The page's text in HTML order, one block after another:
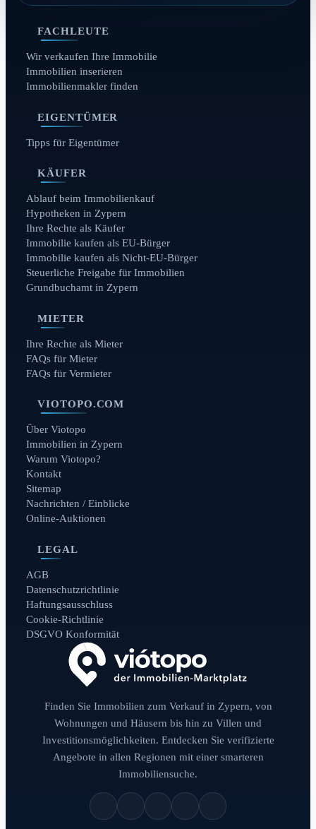
FACHLEUTE
Wir verkaufen Ihre Immobilie
Immobilien inserieren
Immobilienmakler finden
EIGENTÜMER
Tipps für Eigentümer
KÄUFER
Ablauf beim Immobilienkauf
Hypotheken in Zypern
Ihre Rechte als Käufer
Immobilie kaufen als EU-Bürger
Immobilie kaufen als Nicht-EU-Bürger
Steuerliche Freigabe für Immobilien
Grundbuchamt in Zypern
MIETER
Ihre Rechte als Mieter
FAQs für Mieter
FAQs für Vermieter
VIOTOPO.COM
Über Viotopo
Immobilien in Zypern
Warum Viotopo?
Kontakt
Sitemap
Nachrichten / Einblicke
Online-Auktionen
LEGAL
AGB
Datenschutzrichtlinie
Haftungsausschluss
Cookie-Richtlinie
DSGVO Konformität
Finden Sie Immobilien zum Verkauf in Zypern, von
Wohnungen und Häusern bis hin zu Villen und
Investitionsmöglichkeiten. Entdecken Sie verifizierte
Angebote in allen Regionen mit einer smarteren
Immobiliensuche.